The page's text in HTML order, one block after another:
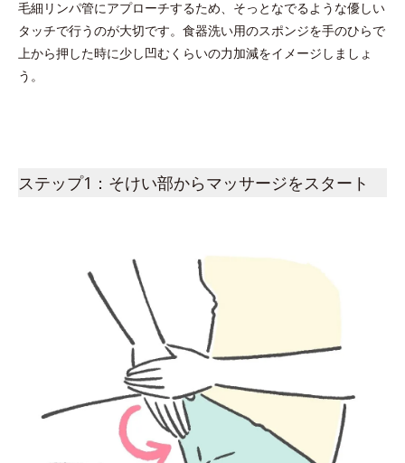
毛細リンパ管にアプローチするため、そっとなでるような優しい
タッチで行うのが大切です。食器洗い用のスポンジを手のひらで
上から押した時に少し凹むくらいの力加減をイメージしましょ
う。
ステップ1：そけい部からマッサージをスタート